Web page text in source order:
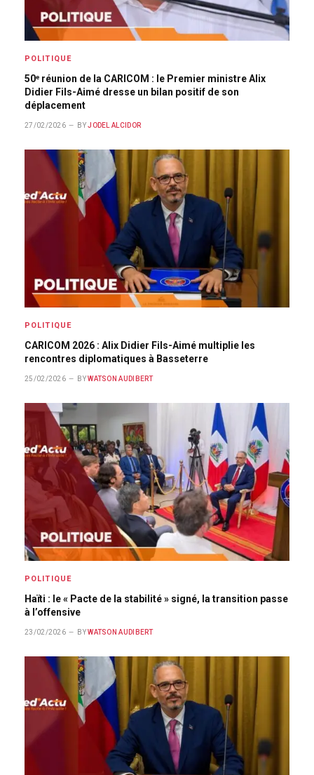
POLITIQUE
50ᵉ réunion de la CARICOM : le Premier ministre Alix
Didier Fils-Aimé dresse un bilan positif de son
déplacement
27/02/2026 BY JODEL ALCIDOR
POLITIQUE
CARICOM 2026 : Alix Didier Fils-Aimé multiplie les
rencontres diplomatiques à Basseterre
25/02/2026 BY WATSON AUDIBERT
POLITIQUE
Haïti : le « Pacte de la stabilité » signé, la transition passe
à l’offensive
23/02/2026 BY WATSON AUDIBERT